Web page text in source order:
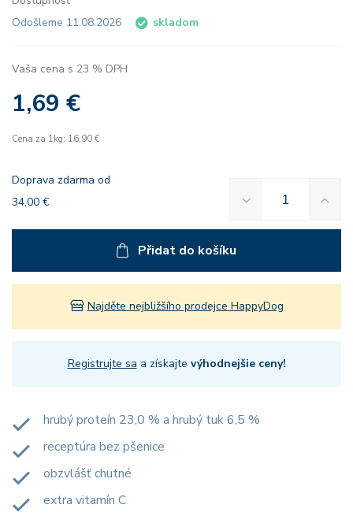
Odošleme 11.08.2026
skladom
Vaša cena s 23 % DPH
1,69 €
Cena za 1kg: 16,90 €
Doprava zdarma od
34,00 €
Přidat do košíku
Najděte nejbližšího prodejce HappyDog
Registrujte sa a získajte výhodnejšie ceny!
hrubý proteín 23,0 % a hrubý tuk 6,5 %
receptúra bez pšenice
obzvlášť chutné
extra vitamín C